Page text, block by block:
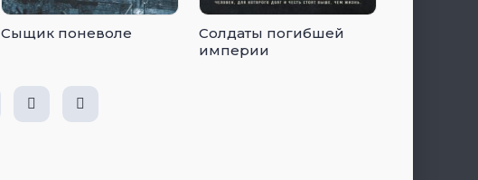
Сыщик поневоле
Солдаты погибшей
империи